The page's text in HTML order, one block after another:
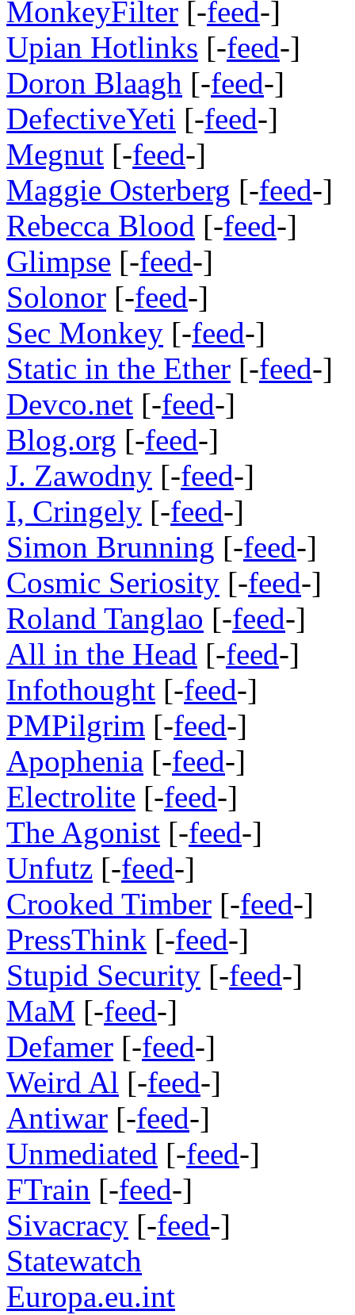
MonkeyFilter [-feed-]
Upian Hotlinks [-feed-]
Doron Blaagh [-feed-]
DefectiveYeti [-feed-]
Megnut [-feed-]
Maggie Osterberg [-feed-]
Rebecca Blood [-feed-]
Glimpse [-feed-]
Solonor [-feed-]
Sec Monkey [-feed-]
Static in the Ether [-feed-]
Devco.net [-feed-]
Blog.org [-feed-]
J. Zawodny [-feed-]
I, Cringely [-feed-]
Simon Brunning [-feed-]
Cosmic Seriosity [-feed-]
Roland Tanglao [-feed-]
All in the Head [-feed-]
Infothought [-feed-]
PMPilgrim [-feed-]
Apophenia [-feed-]
Electrolite [-feed-]
The Agonist [-feed-]
Unfutz [-feed-]
Crooked Timber [-feed-]
PressThink [-feed-]
Stupid Security [-feed-]
MaM [-feed-]
Defamer [-feed-]
Weird Al [-feed-]
Antiwar [-feed-]
Unmediated [-feed-]
FTrain [-feed-]
Sivacracy [-feed-]
Statewatch
Europa.eu.int